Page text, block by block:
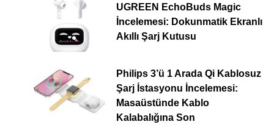
UGREEN EchoBuds Magic
İncelemesi: Dokunmatik Ekranlı
Akıllı Şarj Kutusu
Philips 3’ü 1 Arada Qi Kablosuz
Şarj İstasyonu İncelemesi:
Masaüstünde Kablo
Kalabalığına Son